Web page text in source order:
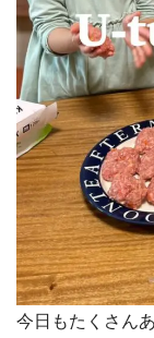
今日もたくさん